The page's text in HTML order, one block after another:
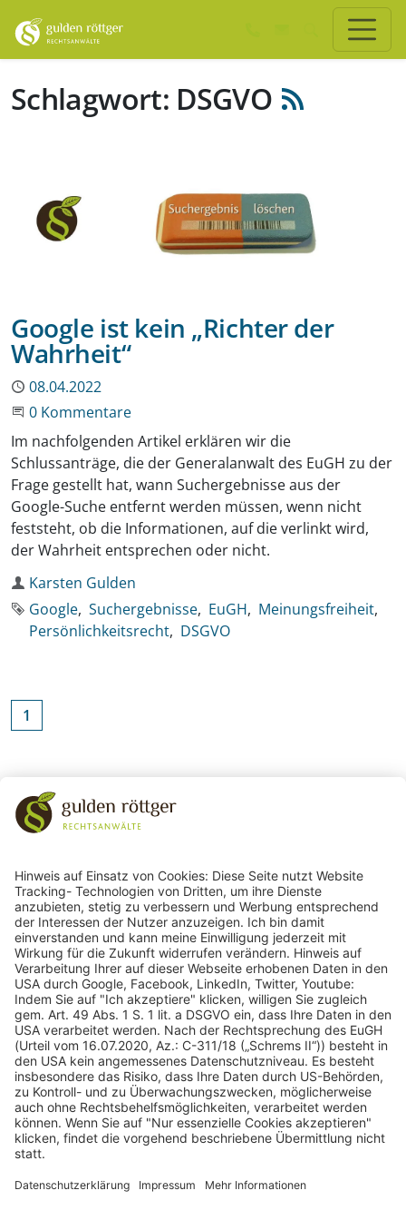
Schlagwort: DSGVO
Google ist kein „Richter der
Wahrheit“
Publiziert
08.04.2022
Beginne eine Unterhaltung
0 Kommentare
Im nachfolgenden Artikel erklären wir die
Schlussanträge, die der Generalanwalt des EuGH zu der
Frage gestellt hat, wann Suchergebnisse aus der
Google-Suche entfernt werden müssen, wenn nicht
feststeht, ob die Informationen, auf die verlinkt wird,
der Wahrheit entsprechen oder nicht.
Autor
Karsten Gulden
Schlagworte
Google Suchergebnisse EuGH
Meinungsfreiheit
Persönlichkeitsrecht DSGVO
1
Zurück zu den Schlagworten
gulden röttger rechtsanwälte
gulden röttger rechtsanwälte
Jean-Pierre-Jungels-Str.10
55126 Mainz
06131 240950
anfrage@ggr-law.com
Kontakt